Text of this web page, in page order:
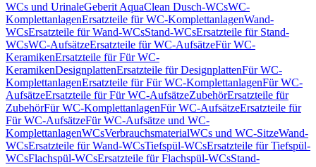
WCs und UrinaleGeberit AquaClean Dusch-WCsWC-
KomplettanlagenErsatzteile für WC-KomplettanlagenWand-
WCsErsatzteile für Wand-WCsStand-WCsErsatzteile für Stand-
WCsWC-AufsätzeErsatzteile für WC-AufsätzeFür WC-
KeramikenErsatzteile für Für WC-
KeramikenDesignplattenErsatzteile für DesignplattenFür WC-
KomplettanlagenErsatzteile für Für WC-KomplettanlagenFür WC-
AufsätzeErsatzteile für Für WC-AufsätzeZubehörErsatzteile für
ZubehörFür WC-KomplettanlagenFür WC-AufsätzeErsatzteile für
Für WC-AufsätzeFür WC-Aufsätze und WC-
KomplettanlagenWCsVerbrauchsmaterialWCs und WC-SitzeWand-
WCsErsatzteile für Wand-WCsTiefspül-WCsErsatzteile für Tiefspül-
WCsFlachspül-WCsErsatzteile für Flachspül-WCsStand-